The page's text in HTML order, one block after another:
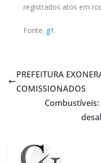
registrados atos em
Fonte: g1 .
PREFEITURA
COMISSIONADOS